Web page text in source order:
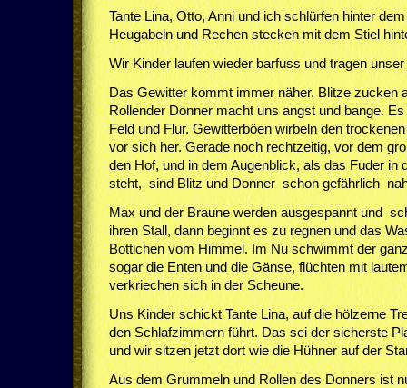
Tante Lina, Otto, Anni und ich schlürfen hinter
Heugabeln und Rechen stecken mit dem Stiel
Wir Kinder laufen wieder barfuss und tragen
Das Gewitter kommt immer näher. Blitze zucken
Rollender Donner macht uns angst und bange.
Feld und Flur. Gewitterböen wirbeln den
vor sich her. Gerade noch rechtzeitig, vor dem
den Hof, und in dem Augenblick, als das Fuder in
steht, sind Blitz und Donner schon gefährlich
Max und der Braune werden ausgespannt und
ihren Stall, dann beginnt es zu regnen und das
Bottichen vom Himmel. Im Nu schwimmt der
sogar die Enten und die Gänse, flüchten mit
verkriechen sich in der Scheune.
Uns Kinder schickt Tante Lina, auf die hölzerne
den Schlafzimmern führt. Das sei der sicherste
und wir sitzen jetzt dort wie die Hühner auf der
Aus dem Grummeln und Rollen des Donners ist